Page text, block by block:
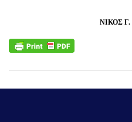
ΝΙΚΟΣ